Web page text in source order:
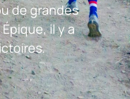
de grandes
il y a